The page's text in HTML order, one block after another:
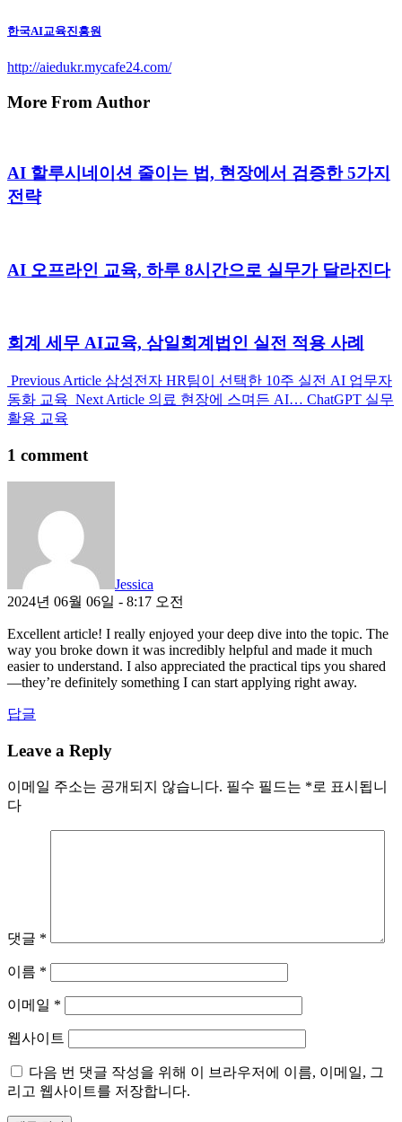
한국AI교육진흥원
http://aiedukr.mycafe24.com/
More From Author
AI 할루시네이션 줄이는 법, 현장에서 검증한 5가지
전략
AI 오프라인 교육, 하루 8시간으로 실무가 달라진다
회계 세무 AI교육, 삼일회계법인 실전 적용 사례
Previous Article Previous
Post:
삼성전자 HR팀이 선택한 10주 실전 AI 업무자
동화 교육 Next Article Next
의료 현장에 스며든 AI… ChatGPT 실무
활용 교육
1 comment
Jessica
2024년 06월 06일 - 8:17 오전
Excellent article! I really enjoyed your deep dive into the topic. The
way you broke down it was incredibly helpful and made it much
easier to understand. I also appreciated the practical tips you shared
—they’re definitely something I can start applying right away.
답글
Leave a Reply
이메일 주소는 공개되지 않습니다. 필수 필드는 *로 표시됩니
다
댓글 *
이름 *
이메일 *
웹사이트
다음 번 댓글 작성을 위해 이 브라우저에 이름, 이메일, 그
리고 웹사이트를 저장합니다.